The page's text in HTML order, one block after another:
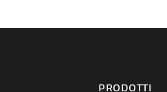
PRODOTTI